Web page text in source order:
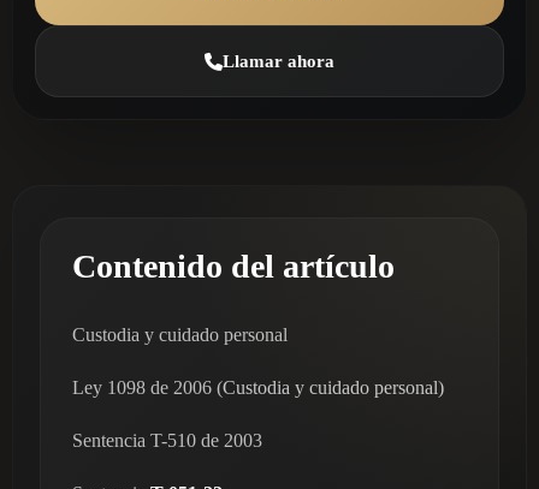
Llamar ahora
Contenido del artículo
Custodia y cuidado personal
Ley 1098 de 2006 (Custodia y cuidado personal)
Sentencia T-510 de 2003